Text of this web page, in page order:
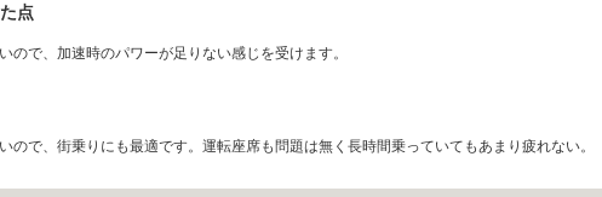
点
ので、加速時のパワーが足りない感じを受けます。
ので、街乗りにも最適です。運転座席も問題は無く長時間乗っていてもあまり疲れない。